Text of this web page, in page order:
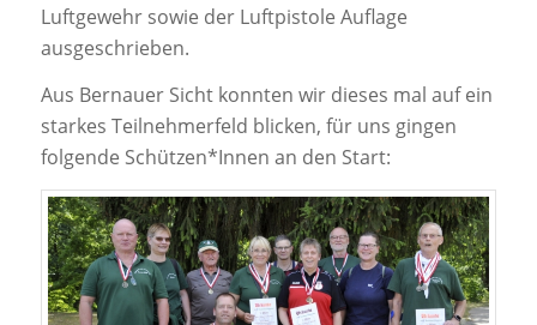
Luftgewehr sowie der Luftpistole Auflage
ausgeschrieben.
Aus Bernauer Sicht konnten wir dieses mal auf ein
starkes Teilnehmerfeld blicken, für uns gingen
folgende Schützen*Innen an den Start: